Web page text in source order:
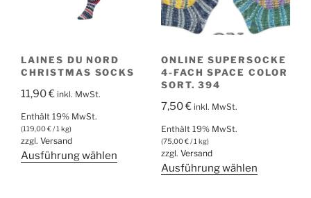
gewählt
der
werden
LAINES DU NORD
CHRISTMAS SOCKS
11,90€ inkl. MwSt.
Enthält 19% MwSt.
(119,00€/ 1 kg)
zzgl. Versand
Ausführung wählen
ONLINE SUPERSOCKE
4-FACH SPACE COLOR
SORT. 394
7,50€ inkl. MwSt.
Enthält 19% MwSt.
(75,00€/ 1 kg)
zzgl. Versand
Ausführung wählenDieses